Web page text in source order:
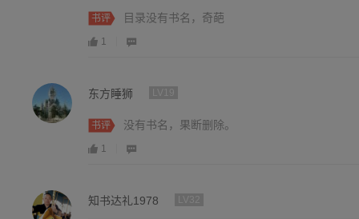
书评 目录没有书名，奇葩
1
东方睡狮
书评 没有书名，果断删除。
1
知书达礼1978